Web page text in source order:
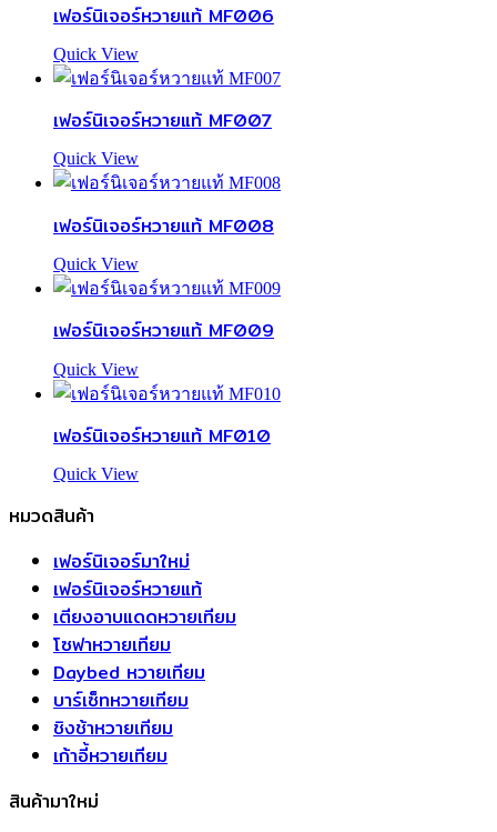
เฟอร์นิเจอร์หวายแท้ MF006
Quick View
เฟอร์นิเจอร์หวายแท้ MF007
Quick View
เฟอร์นิเจอร์หวายแท้ MF008
Quick View
เฟอร์นิเจอร์หวายแท้ MF009
Quick View
เฟอร์นิเจอร์หวายแท้ MF010
Quick View
หมวดสินค้า
เฟอร์นิเจอร์มาใหม่
เฟอร์นิเจอร์หวายแท้
เตียงอาบแดดหวายเทียม
โซฟาหวายเทียม
Daybed หวายเทียม
บาร์เซ็ทหวายเทียม
ชิงช้าหวายเทียม
เก้าอี้หวายเทียม
สินค้ามาใหม่